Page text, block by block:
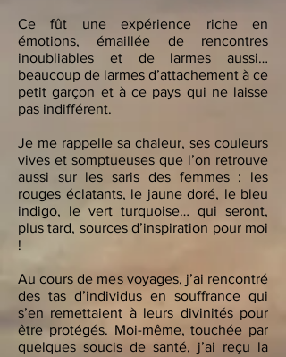
Ce fût une expérience riche en
émotions, émaillée de rencontres
inoubliables et de larmes aussi…
beaucoup de larmes d’attachement à ce
petit garçon et à ce pays qui ne laisse
pas indifférent.
Je me rappelle sa chaleur, ses couleurs
vives et somptueuses que l’on retrouve
aussi sur les saris des femmes : les
rouges éclatants, le jaune doré, le bleu
indigo, le vert turquoise… qui seront,
plus tard, sources d’inspiration pour moi
!
Au cours de mes voyages, j’ai rencontré
des tas d’individus en souffrance qui
s’en remettaient à leurs divinités pour
être protégés. Moi-même, touchée par
quelques soucis de santé, j’ai reçu la